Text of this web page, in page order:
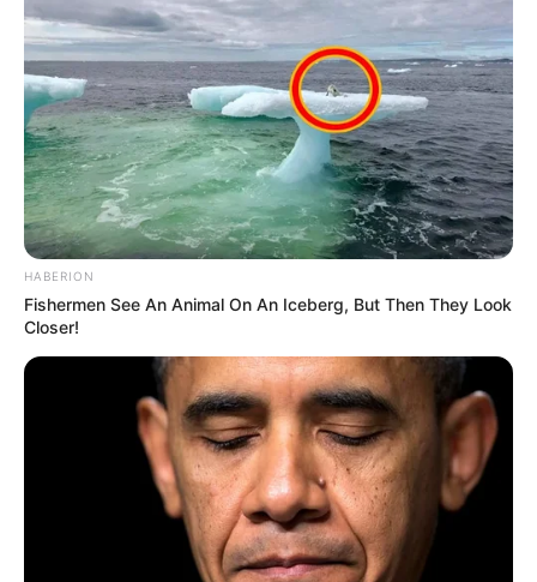
HABERION
Fishermen See An Animal On An Iceberg, But Then They Look
Closer!